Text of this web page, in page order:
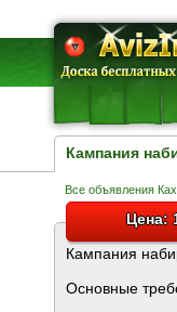
Кампания
Все объявления
Цена:
Кампания
Oсновные